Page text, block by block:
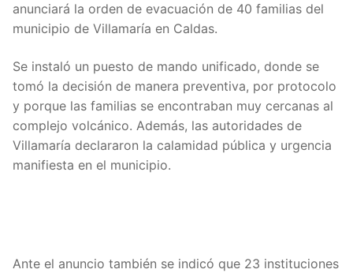
anunciará la orden de evacuación de 40 familias del
municipio de Villamaría en Caldas.
Se instaló un puesto de mando unificado, donde se
tomó la decisión de manera preventiva, por protocolo
y porque las familias se encontraban muy cercanas al
complejo volcánico. Además, las autoridades de
Villamaría declararon la calamidad pública y urgencia
manifiesta en el municipio.
Ante el anuncio también se indicó que 23 instituciones